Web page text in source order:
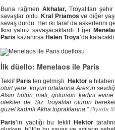
Buna rağmen Akhalar, Troyalıları
savaşlar oldu. Kral Priamos ve diğer
savaş durdu. Her iki taraf da askerlerini
İkisi yalnız savaşacaklardı. Eğer
Paris kazanırsa Helen Troya’da
İlk düello: Menelaos ile Paris
TeklifParis’ten gelmişti. Hektor’a
oturt yere, koyun ortalarına Ares’in
Alsın bütün malı, götürsün kadını
ötekiler de. Siz Troyalılar oturun
güzel kadınlı Akha topraklarına.”(İlyada
Paris’in yaptığı bu teklif Hektor